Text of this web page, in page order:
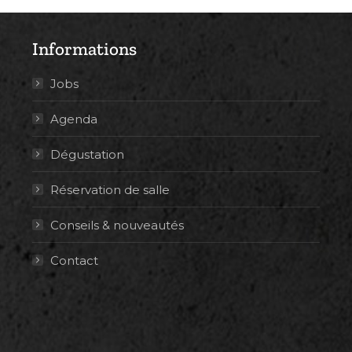
Informations
Jobs
Agenda
Dégustation
Réservation de salle
Conseils & nouveautés
Contact